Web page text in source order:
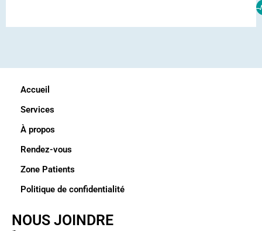
Accueil
Services
À propos
Rendez-vous
Zone Patients
Politique de confidentialité
NOUS JOINDRE